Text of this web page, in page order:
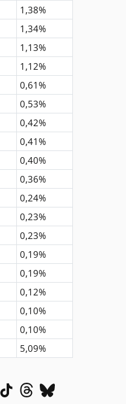
1,38%
1,34%
1,13%
1,12%
0,61%
0,53%
0,42%
0,41%
0,40%
0,36%
0,24%
0,23%
0,23%
0,19%
0,19%
0,12%
0,10%
0,10%
5,09%